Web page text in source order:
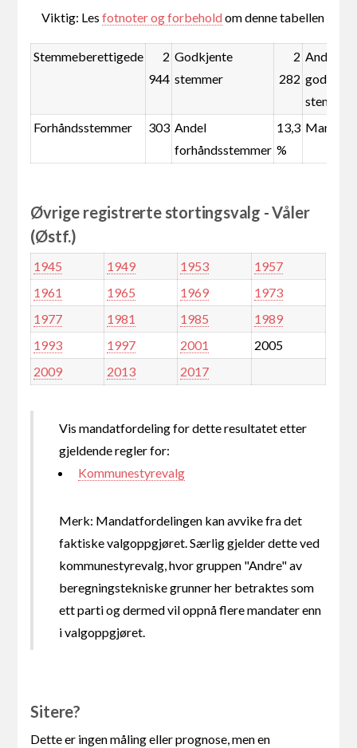
Viktig: Lesfotnoter og forbeholdom denne tabellen
Stemmeberettigede
2
944
Godkjente
stemmer
2
282
Andel
stemmer
Forhåndsstemmer
303 Andel
forhåndsstemmer
13,3
%
Øvrige registrerte stortingsvalg - Våler
(Østf.)
1945 1949 1953
1957
1961
1965 1969
1973
1977
1981 1985
1989
1993
1997 2001
2005
2009
2013 2017
Vis mandatfordeling for dette resultatet etter
gjeldende regler for:
Kommunestyrevalg
Merk: Mandatfordelingen kan avvike fra det
faktiske valgoppgjøret. Særlig gjelder dette ved
kommunestyrevalg, hvor gruppen "Andre" av
beregningstekniske grunner her betraktes som
ett parti og dermed vil oppnå flere mandater enn
i valgoppgjøret.
Sitere?
Dette er ingen måling eller prognose, men en